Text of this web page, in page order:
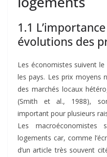
1.1
évolutions des
Les économistes suivent
les pays. Les prix moyens
des marchés locaux
(Smith et al., 1988),
important pour plusieurs
Les
logements car, comme
d’un article très souvent